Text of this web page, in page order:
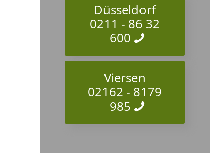
Düsseldorf
0211 - 86 32
600
Viersen
02162 - 8179
985